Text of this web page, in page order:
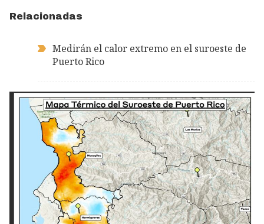
Relacionadas
Medirán el calor extremo en el suroeste de
Puerto Rico